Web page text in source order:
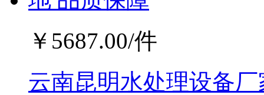
￥ 5687.00/件
云南昆明水处理设备